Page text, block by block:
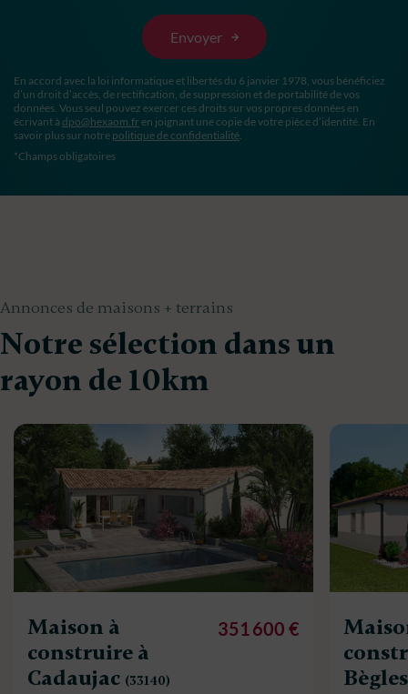
En accord avec la loi informatique et libertés du 6 janvier 1978, vous bénéficiez
d’un droit d’accès, de rectification, de suppression et de portabilité de vos
données. Vous seul pouvez exercer ces droits sur vos propres données en
écrivant à dpo@hexaom.fr en joignant une copie de votre pièce d’identité. En
savoir plus sur notre politique de confidentialité.
*Champs obligatoires
Annonces de maisons + terrains
Notre sélection dans un
rayon de 10km
Maison à
construire à
Cadaujac (33140)
351 600 €